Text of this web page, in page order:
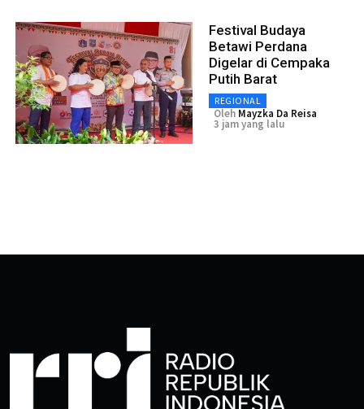
Festival Budaya
Betawi Perdana
Digelar di Cempaka
Putih Barat
REGIONAL
Oleh Mayzka Da Reisa
3 jam yang lalu